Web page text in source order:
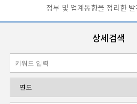
정부 및 업계동향을 정리한
상세검색